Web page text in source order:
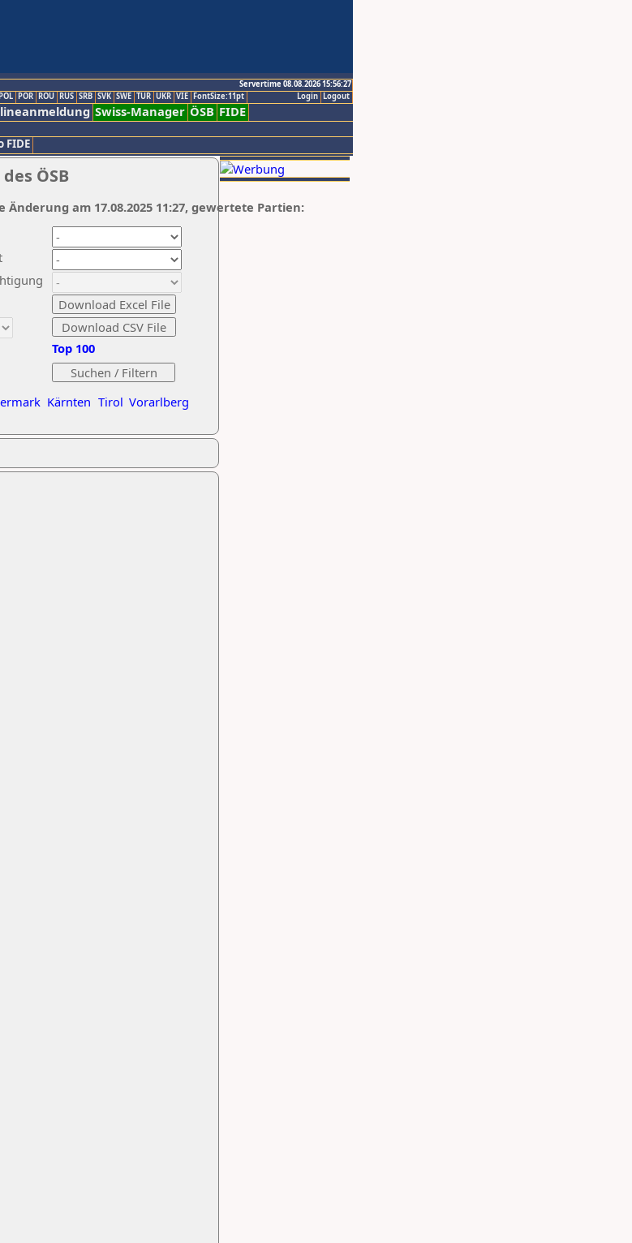
Servertime 08.08.2026 15:56:27
Logout
Login
POR ROU RUS SRB SVK SWE TUR UKR VIE FontSize:11pt
Swiss-Manager ÖSB FIDE
FIDE
ÖSB
Kärnten Tirol Vorarlberg
Top 100
Änderung am 17.08.2025 11:27, gewertete Partien: